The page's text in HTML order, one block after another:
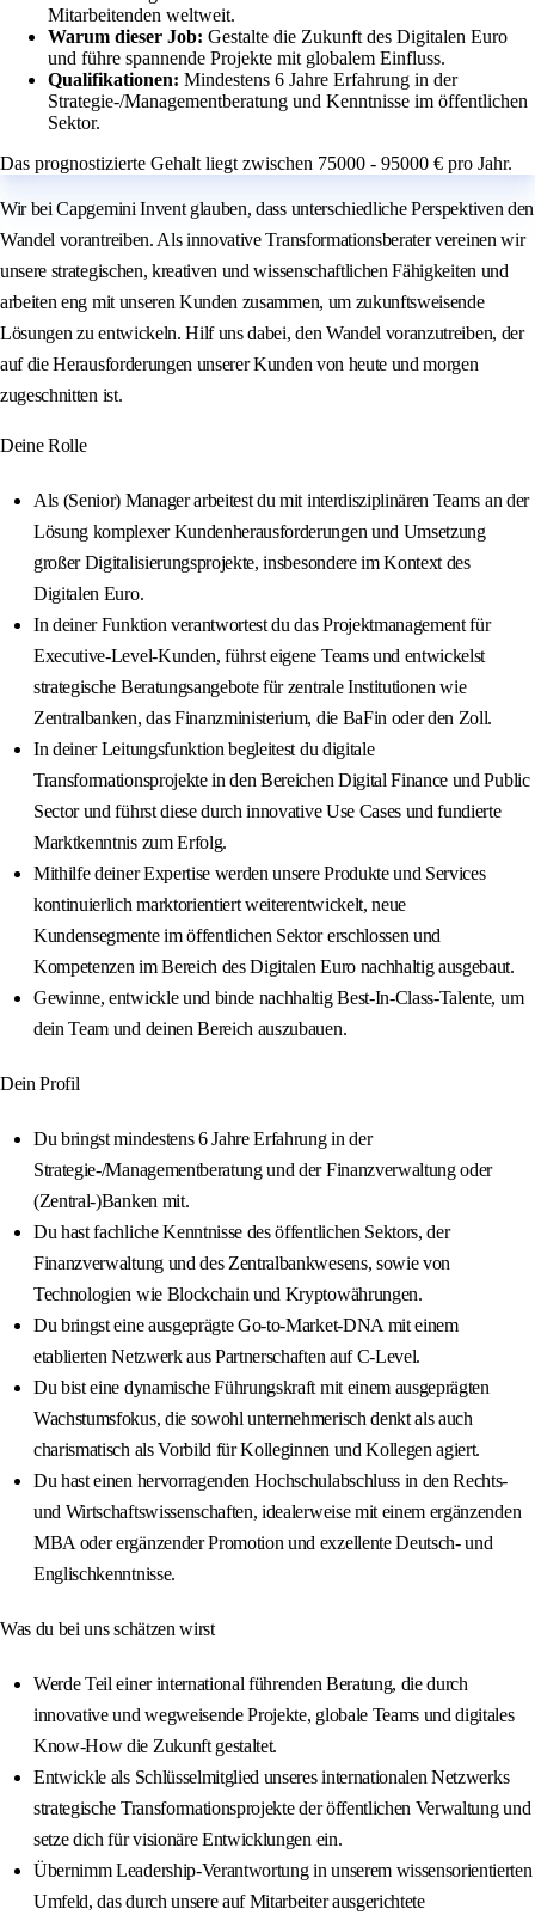
Mitarbeitenden weltweit.
Warum dieser Job: Gestalte die Zukunft des Digitalen Euro
und führe spannende Projekte mit globalem Einfluss.
Qualifikationen: Mindestens 6 Jahre Erfahrung in der
Strategie-/Managementberatung und Kenntnisse im öffentlichen
Sektor.
Das prognostizierte Gehalt liegt zwischen 75000 - 95000 € pro Jahr.
Wir bei Capgemini Invent glauben, dass unterschiedliche Perspektiven den
Wandel vorantreiben. Als innovative Transformationsberater vereinen wir
unsere strategischen, kreativen und wissenschaftlichen Fähigkeiten und
arbeiten eng mit unseren Kunden zusammen, um zukunftsweisende
Lösungen zu entwickeln. Hilf uns dabei, den Wandel voranzutreiben, der
auf die Herausforderungen unserer Kunden von heute und morgen
zugeschnitten ist.
Deine Rolle
Als (Senior) Manager arbeitest du mit interdisziplinären Teams an der
Lösung komplexer Kundenherausforderungen und Umsetzung
großer Digitalisierungsprojekte, insbesondere im Kontext des
Digitalen Euro.
In deiner Funktion verantwortest du das Projektmanagement für
Executive-Level-Kunden, führst eigene Teams und entwickelst
strategische Beratungsangebote für zentrale Institutionen wie
Zentralbanken, das Finanzministerium, die BaFin oder den Zoll.
In deiner Leitungsfunktion begleitest du digitale
Transformationsprojekte in den Bereichen Digital Finance und Public
Sector und führst diese durch innovative Use Cases und fundierte
Marktkenntnis zum Erfolg.
Mithilfe deiner Expertise werden unsere Produkte und Services
kontinuierlich marktorientiert weiterentwickelt, neue
Kundensegmente im öffentlichen Sektor erschlossen und
Kompetenzen im Bereich des Digitalen Euro nachhaltig ausgebaut.
Gewinne, entwickle und binde nachhaltig Best-In-Class-Talente, um
dein Team und deinen Bereich auszubauen.
Dein Profil
Du bringst mindestens 6 Jahre Erfahrung in der
Strategie-/Managementberatung und der Finanzverwaltung oder
(Zentral-)Banken mit.
Du hast fachliche Kenntnisse des öffentlichen Sektors, der
Finanzverwaltung und des Zentralbankwesens, sowie von
Technologien wie Blockchain und Kryptowährungen.
Du bringst eine ausgeprägte Go-to-Market-DNA mit einem
etablierten Netzwerk aus Partnerschaften auf C-Level.
Du bist eine dynamische Führungskraft mit einem ausgeprägten
Wachstumsfokus, die sowohl unternehmerisch denkt als auch
charismatisch als Vorbild für Kolleginnen und Kollegen agiert.
Du hast einen hervorragenden Hochschulabschluss in den Rechts-
und Wirtschaftswissenschaften, idealerweise mit einem ergänzenden
MBA oder ergänzender Promotion und exzellente Deutsch- und
Englischkenntnisse.
Was du bei uns schätzen wirst
Werde Teil einer international führenden Beratung, die durch
innovative und wegweisende Projekte, globale Teams und digitales
Know-How die Zukunft gestaltet.
Entwickle als Schlüsselmitglied unseres internationalen Netzwerks
strategische Transformationsprojekte der öffentlichen Verwaltung und
setze dich für visionäre Entwicklungen ein.
Übernimm Leadership-Verantwortung in unserem wissensorientierten
Umfeld, das durch unsere auf Mitarbeiter ausgerichtete